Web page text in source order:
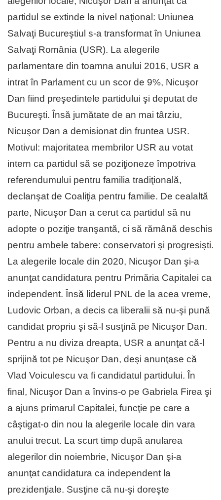
partidul se extinde la nivel naţional: Uniunea
Salvaţi Bucureştiul s-a transformat în Uniunea
Salvaţi România (USR). La alegerile
parlamentare din toamna anului 2016, USR a
intrat în Parlament cu un scor de 9%, Nicuşor
Dan fiind preşedintele partidului şi deputat de
Bucureşti. Însă jumătate de an mai târziu,
Nicuşor Dan a demisionat din fruntea USR.
Motivul: majoritatea membrilor USR au votat
intern ca partidul să se poziţioneze împotriva
referendumului pentru familia tradiţională,
declanşat de Coaliţia pentru familie. De cealaltă
parte, Nicuşor Dan a cerut ca partidul să nu
adopte o poziţie tranşantă, ci să rămână deschis
pentru ambele tabere: conservatori şi progresişti.
La alegerile locale din 2020, Nicuşor Dan şi-a
anunţat candidatura pentru Primăria Capitalei ca
independent. Însă liderul PNL de la acea vreme,
Ludovic Orban, a decis ca liberalii să nu-şi pună
candidat propriu şi să-l susţină pe Nicuşor Dan.
Pentru a nu diviza dreapta, USR a anunţat că-l
sprijină tot pe Nicuşor Dan, deşi anunţase că
Vlad Voiculescu va fi candidatul partidului. În
final, Nicuşor Dan a învins-o pe Gabriela Firea şi
a ajuns primarul Capitalei, funcţie pe care a
câştigat-o din nou la alegerile locale din vara
anului trecut. La scurt timp după anularea
alegerilor din noiembrie, Nicuşor Dan şi-a
anunţat candidatura ca independent la
prezidenţiale. Susţine că nu-şi doreşte